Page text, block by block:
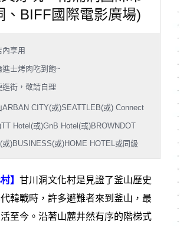
、BIFF國際電影廣場)
內享用
進士烤肉吃到飽~
逛街，敬請自理
ARBAN CITY(或)SEATTLEB(或) Connect
Hotel(或)GnB Hotel(或)BROWNDOT
或)BUSINESS(或)HOME HOTEL或同級
】 甘川洞文化村是見證了釜山歷史
韓戰時，許多避難者來到釜山，最
至今。沿著山麓井然有序的階梯式